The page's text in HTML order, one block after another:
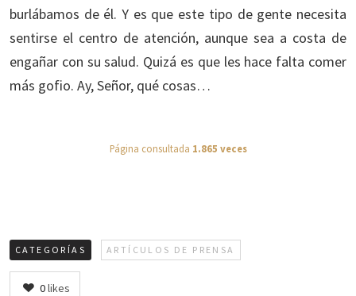
burlábamos de él. Y es que este tipo de gente necesita
sentirse el centro de atención, aunque sea a costa de
engañar con su salud. Quizá es que les hace falta comer
más gofio. Ay, Señor, qué cosas…
Página consultada 1.865 veces
CATEGORÍAS ARTÍCULOS DE PRENSA
0likes